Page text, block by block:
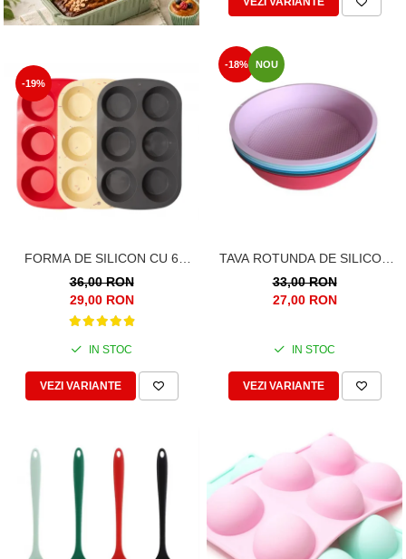
-19%
FORMA DE SILICON CU 6
CAVITATI PENTRU TARTE,
PRAJITURI, CIOCOLATA
36,00 RON
29,00 RON
IN STOC
VEZI VARIANTE
-18% NOU
TAVA ROTUNDA DE SILICON
ALIMENTAR TERMOREZISTENT,
25CM, PENTRU BLAT DE TORT,
33,00 RON
27,00 RON
IN STOC
VEZI VARIANTE